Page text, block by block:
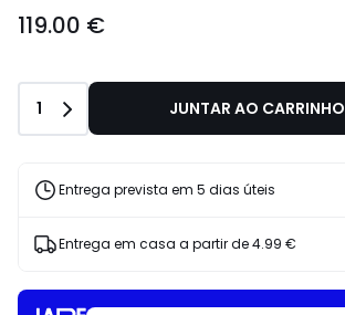
€.
119.00 €
Quantidade
1 JUNTAR AO CARRINHO
Entrega prevista em 5 dias úteis
Entrega em casa a partir de4.99 €